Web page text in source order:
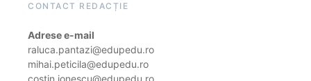
CONTACT REDACȚIE
Adrese e-mail
raluca.pantazi@edupedu.ro
mihai.peticila@edupedu.ro